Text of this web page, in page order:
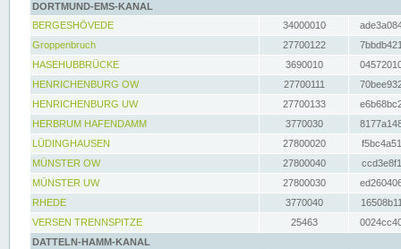
DORTMUND-EMS-KANAL
BERGESHÖVEDE
34000010
Groppenbruch
27700122
HASEHUBBRÜCKE
3690010
HENRICHENBURG OW
27700111
HENRICHENBURG UW
27700133
HERBRUM HAFENDAMM
3770030
LÜDINGHAUSEN
27800020
MÜNSTER OW
27800040
MÜNSTER UW
27800030
RHEDE
3770040
VERSEN TRENNSPITZE
25463
DATTELN-HAMM-KANAL